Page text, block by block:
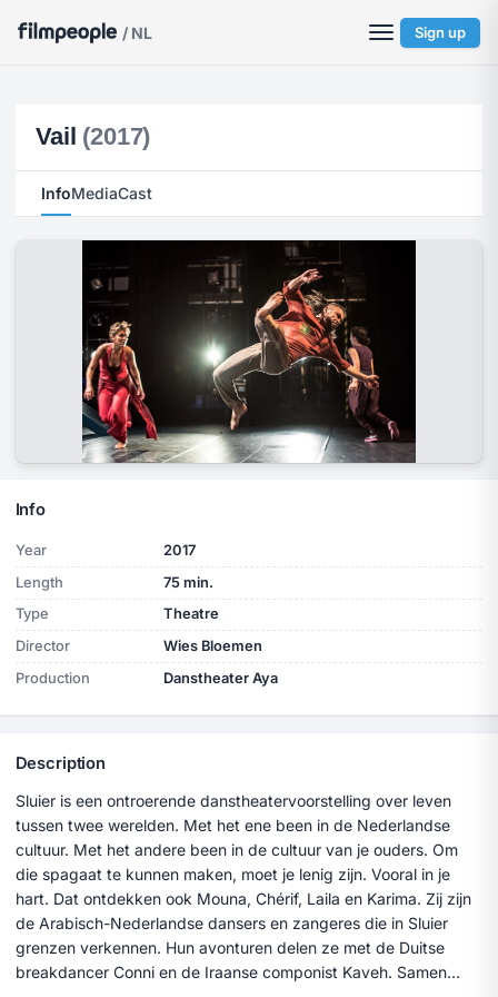
/ NL Sign up
Vail (2017)
InfoMediaCast
Info
Year
2017
Length
75 min.
Type
Theatre
Director
Wies Bloemen
Production
Danstheater Aya
Description
Sluier is een ontroerende danstheatervoorstelling over leven
tussen twee werelden. Met het ene been in de Nederlandse
cultuur. Met het andere been in de cultuur van je ouders. Om
die spagaat te kunnen maken, moet je lenig zijn. Vooral in je
hart. Dat ontdekken ook Mouna, Chérif, Laila en Karima. Zij zijn
de Arabisch-Nederlandse dansers en zangeres die in Sluier
grenzen verkennen. Hun avonturen delen ze met de Duitse
breakdancer Conni en de Iraanse componist Kaveh. Samen